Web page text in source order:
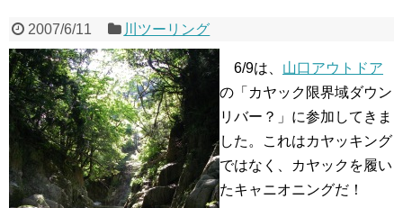
2007/6/11 川ツーリング
6/9は、 山口アウトドア
の「カヤック限界域ダウン
リバー？」に参加してきま
した。これはカヤッキング
ではなく、カヤックを履い
たキャニオニングだ！